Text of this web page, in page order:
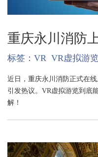
重庆永川消防
标签： VR VR虚拟游
近日，重庆永川消防正式在
引发热议。VR虚拟游览到底
解！